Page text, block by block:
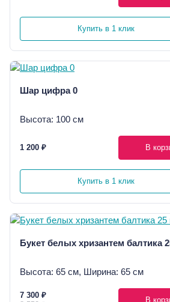
Купить в 1 клик
Шар цифра 0
Высота: 100 см
1 200 ₽ В
Купить в 1 клик
Букет белых хризантем балтика
Высота: 65 см, Ширина: 65 см
7 300 ₽
В